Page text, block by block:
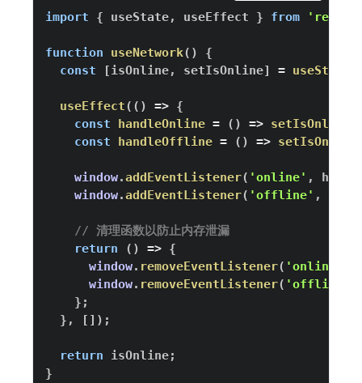
import { useState, useEffect } from 'react'
function useNetwork( )
{
const
[isOnline, setIsOnline] = useState
useEffect( ( ) => {
const
handleOnline = ( ) => setIsOnline
const
handleOffline = ( ) => setIsOnline
window.addEventListener( 'online' ,
window.addEventListener( 'offline' ,
// 清理函数以防止内存泄漏
return
( ) => {
window. removeEventListener( 'online'
window. removeEventListener( 'offline'
} ;
} , [ ] ) ;
return isOnline;
}